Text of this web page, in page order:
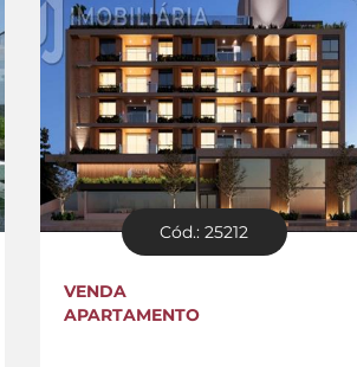
Cód.: 25212
VENDA
APARTAMENTO